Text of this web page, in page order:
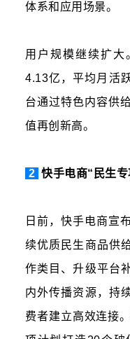
体系和应用场景。
用户规模继续扩大
4.13亿，平均月活
台通过特色内容供
值再创新高。
2 快手电商“民生
日前，快手电商宣
续优质民生商品供
作类目、升级平台
内外传播资源，持
费者建立高效连接